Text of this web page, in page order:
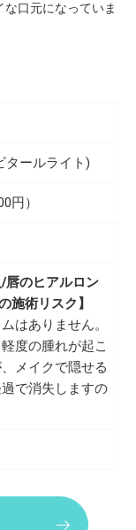
口元になっていま
タールライト)
円）
/唇のヒアルロン
施術リスク】
はありません。
度の腫れが起こ
メイクで隠せる
で消失しますの